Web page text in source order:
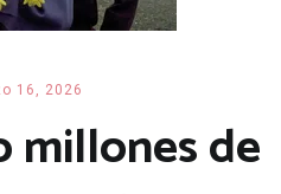
16, 2026
millones de